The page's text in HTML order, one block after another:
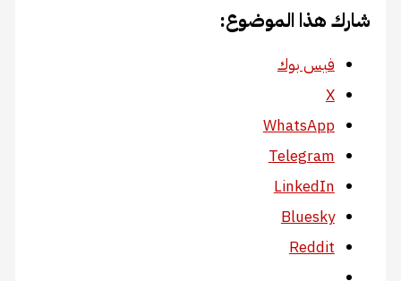
شارك هذا الموضوع:
فيس بوك
X
WhatsApp
Telegram
LinkedIn
Bluesky
Reddit